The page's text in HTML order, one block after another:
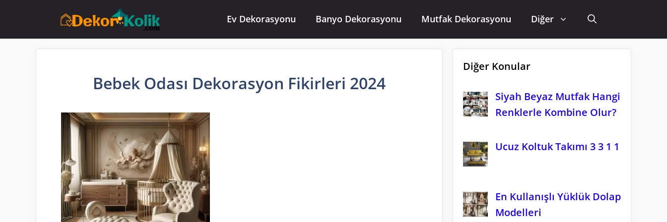
Ev Dekorasyonu Banyo Dekorasyonu Mutfak Dekorasyonu Diğer
Bebek Odası Dekorasyon Fikirleri 2024
Diğer Konular
Siyah Beyaz Mutfak Hangi
Renklerle Kombine Olur?
Ucuz Koltuk Takımı 3 3 1 1
En Kullanışlı Yüklük Dolap
Modelleri